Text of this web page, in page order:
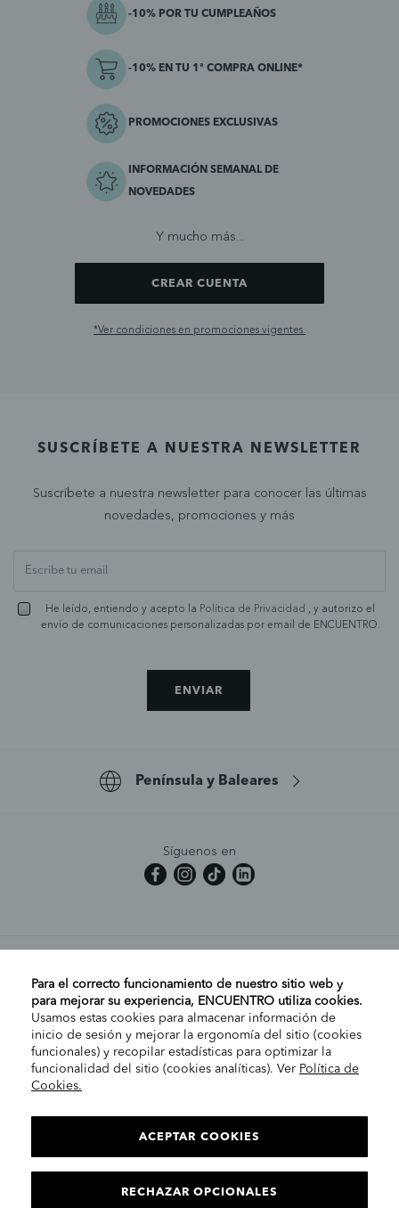
Contacto
-10% POR TU CUMPLEAÑOS
-10% EN TU 1ª COMPRA ONLINE*
PROMOCIONES EXCLUSIVAS
INFORMACIÓN SEMANAL DE
NOVEDADES
Y mucho más...
CREAR CUENTA
*Ver condiciones en promociones vigentes.
SUSCRÍBETE A NUESTRA NEWSLETTER
Suscríbete a nuestra newsletter para conocer las últimas
novedades, promociones y más
He leído, entiendo y acepto la Política de Privacidad , y autorizo el
envío de comunicaciones personalizadas por email de ENCUENTRO.
ENVIAR
Península y Baleares
Síguenos en
MI CUENTA
AYUDA
EMPRESA
INFORMACIÓN LEGAL
Para el correcto funcionamiento de nuestro sitio web y
para mejorar su experiencia, ENCUENTRO utiliza cookies.
Usamos estas cookies para almacenar información de
inicio de sesión y mejorar la ergonomía del sitio (cookies
funcionales) y recopilar estadísticas para optimizar la
funcionalidad del sitio (cookies analíticas). Ver Política de
Cookies.
ACEPTAR COOKIES
RECHAZAR OPCIONALES